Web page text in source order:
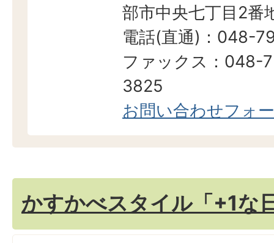
部市中央七丁目2番
電話(直通)：048-
ファックス：048-
3825
お問い合わせフォ
かすかべスタイル「+1な